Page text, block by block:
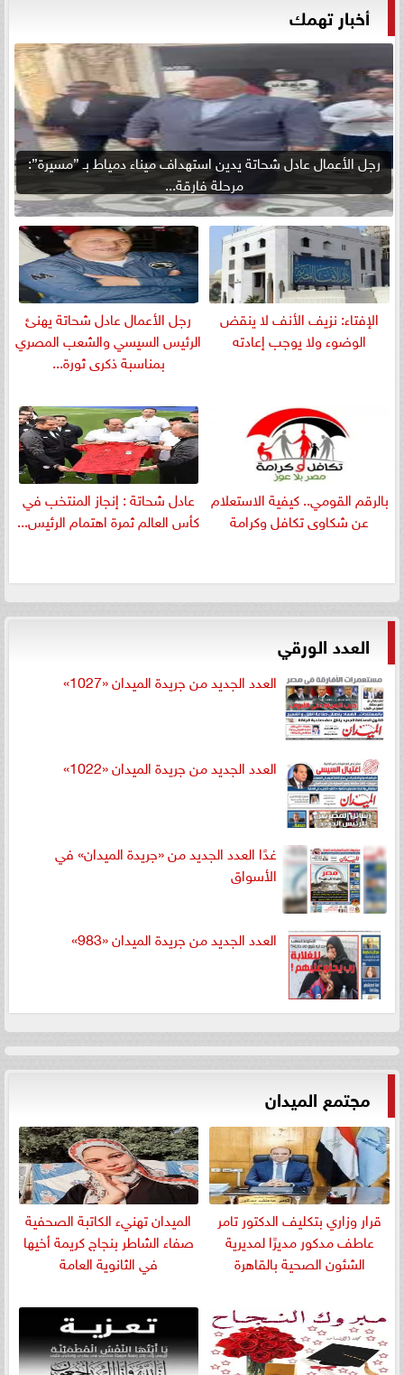
أخبار تهمك
رجل الأعمال عادل شحاتة يدين استهداف ميناء دمياط بـ ”مسيرة”:
مرحلة فارقة...
الإفتاء: نزيف الأنف لا ينقض
الوضوء ولا يوجب إعادته
رجل الأعمال عادل شحاتة يهنئ
الرئيس السيسي والشعب المصري
بمناسبة ذكرى ثورة...
بالرقم القومي.. كيفية الاستعلام
عن شكاوى تكافل وكرامة
عادل شحاتة : إنجاز المنتخب في
كأس العالم ثمرة اهتمام الرئيس...
العدد الورقي
العدد الجديد من جريدة الميدان «1027»
العدد الجديد من جريدة الميدان «1022»
غدًا العدد الجديد من «جريدة الميدان» في
الأسواق
العدد الجديد من جريدة الميدان «983»
مجتمع الميدان
قرار وزاري بتكليف الدكتور تامر
عاطف مدكور مديرًا لمديرية
الشئون الصحية بالقاهرة
الميدان تهنيء الكاتبة الصحفية
صفاء الشاطر بنجاج كريمة أخيها
في الثانوية العامة